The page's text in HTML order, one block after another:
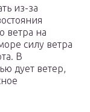
из-за
ветра на
силу ветра
В
дует ветер,